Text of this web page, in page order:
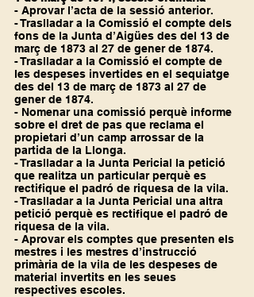
- Aprovar l’acta de la sessió anterior.
- Traslladar a la Comissió el compte dels
fons de la Junta d’Aigües des del 13 de
març de 1873 al 27 de gener de 1874.
- Traslladar a la Comissió el compte de
les despeses invertides en el sequiatge
des del 13 de març de 1873 al 27 de
gener de 1874.
- Nomenar una comissió perquè informe
sobre el dret de pas que reclama el
propietari d’un camp arrossar de la
partida de la Llonga.
- Traslladar a la Junta Pericial la petició
que realitza un particular perquè es
rectifique el padró de riquesa de la vila.
- Traslladar a la Junta Pericial una altra
petició perquè es rectifique el padró de
riquesa de la vila.
- Aprovar els comptes que presenten els
mestres i les mestres d’instrucció
primària de la vila de les despeses de
material invertits en les seues
respectives escoles.